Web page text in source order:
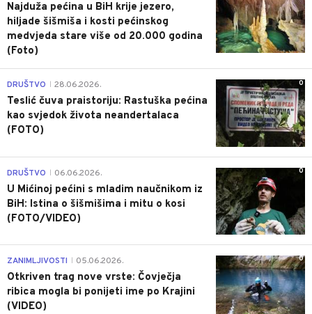
Najduža pećina u BiH krije jezero,
hiljade šišmiša i kosti pećinskog
medvjeda stare više od 20.000 godina
(Foto)
0
DRUŠTVO 28.06.2026.
Teslić čuva praistoriju: Rastuška pećina
kao svjedok života neandertalaca
(FOTO)
0
DRUŠTVO 06.06.2026.
U Mićinoj pećini s mladim naučnikom iz
BiH: Istina o šišmišima i mitu o kosi
(FOTO/VIDEO)
0
ZANIMLJIVOSTI 05.06.2026.
Otkriven trag nove vrste: Čovječja
ribica mogla bi ponijeti ime po Krajini
(VIDEO)